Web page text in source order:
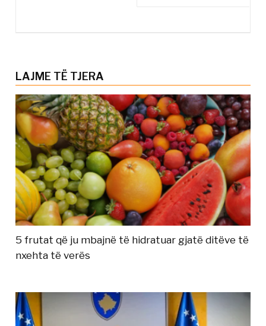
LAJME TË TJERA
5 frutat që ju mbajnë të hidratuar gjatë ditëve të
nxehta të verës